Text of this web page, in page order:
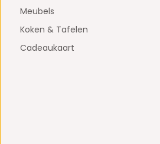
Meubels
Koken & Tafelen
Cadeaukaart